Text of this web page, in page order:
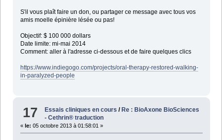
S'il vous plaît faire un don, ou partager ce message avec tous vos
amis moelle épinière lésée ou pas!
Objectif: $ 100 000 dollars
Date limite: mi-mai 2014
Comment: aller à l'adresse ci-dessous et de faire quelques clics
https://www.indiegogo.com/projects/oral-therapy-restored-walking-
in-paralyzed-people
17 Essais cliniques en cours / Re : BioAxone BioSciences
- Cethrin® traduction
« le: 05 octobre 2013 à 01:58:01 »